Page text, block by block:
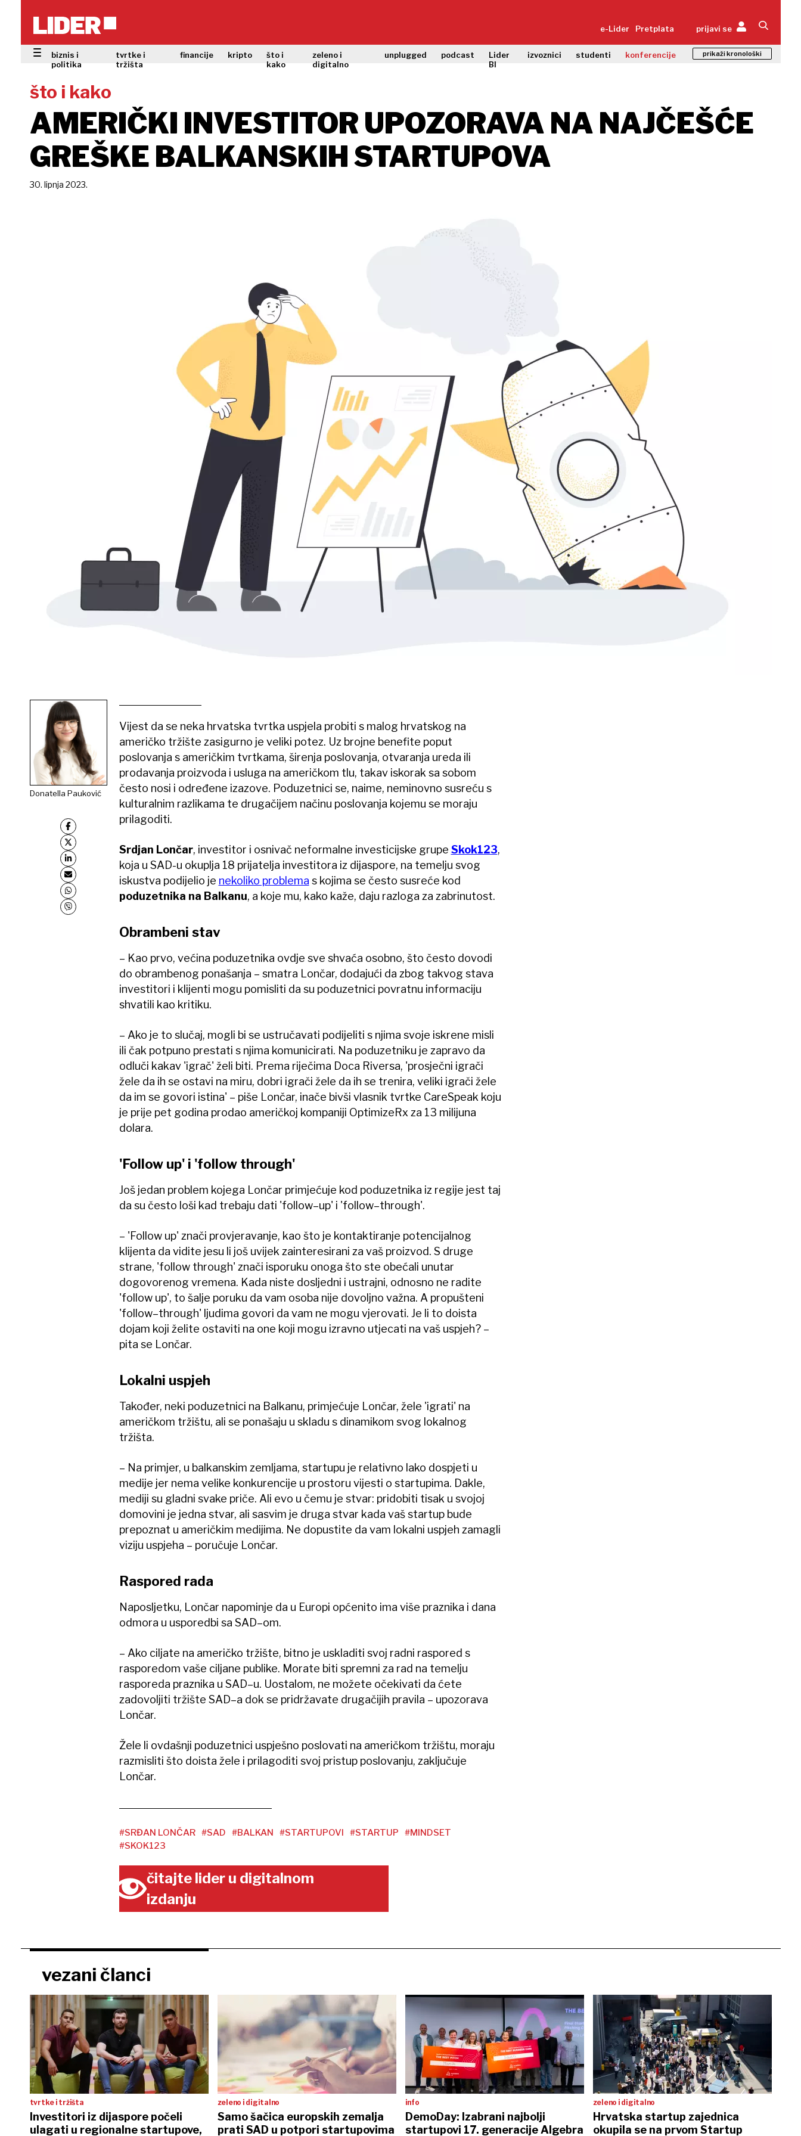
e-Lider Pretplata prijavi se
biznis i
politika
tvrtke i
tržišta
financije kripto
što i
kako
zeleno i
digitalno
unplugged podcast
Lider
BI
izvoznici studenti konferencije prikaži kronološki
što i kako
AMERIČKI INVESTITOR UPOZORAVA NA NAJČEŠĆE
GREŠKE BALKANSKIH STARTUPOVA
30. lipnja 2023.
Donatella Pauković
Vijest da se neka hrvatska tvrtka uspjela probiti s malog hrvatskog na
američko tržište zasigurno je veliki potez. Uz brojne benefite poput
poslovanja s američkim tvrtkama, širenja poslovanja, otvaranja ureda ili
prodavanja proizvoda i usluga na američkom tlu, takav iskorak sa sobom
često nosi i određene izazove. Poduzetnici se, naime, neminovno susreću s
kulturalnim razlikama te drugačijem načinu poslovanja kojemu se moraju
prilagoditi.
Srdjan Lončar, investitor i osnivač neformalne investicijske grupe Skok123,
koja u SAD-u okuplja 18 prijatelja investitora iz dijaspore, na temelju svog
iskustva podijelio je nekoliko problema s kojima se često susreće kod
poduzetnika na Balkanu, a koje mu, kako kaže, daju razloga za zabrinutost.
Obrambeni stav
– Kao prvo, većina poduzetnika ovdje sve shvaća osobno, što često dovodi
do obrambenog ponašanja – smatra Lončar, dodajući da zbog takvog stava
investitori i klijenti mogu pomisliti da su poduzetnici povratnu informaciju
shvatili kao kritiku.
– Ako je to slučaj, mogli bi se ustručavati podijeliti s njima svoje iskrene misli
ili čak potpuno prestati s njima komunicirati. Na poduzetniku je zapravo da
odluči kakav 'igrač' želi biti. Prema riječima Doca Riversa, 'prosječni igrači
žele da ih se ostavi na miru, dobri igrači žele da ih se trenira, veliki igrači žele
da im se govori istina' – piše Lončar, inače bivši vlasnik tvrtke CareSpeak koju
je prije pet godina prodao američkoj kompaniji OptimizeRx za 13 milijuna
dolara.
'Follow up' i 'follow through'
Još jedan problem kojega Lončar primjećuje kod poduzetnika iz regije jest taj
da su često loši kad trebaju dati 'follow–up' i 'follow–through'.
– 'Follow up' znači provjeravanje, kao što je kontaktiranje potencijalnog
klijenta da vidite jesu li još uvijek zainteresirani za vaš proizvod. S druge
strane, 'follow through' znači isporuku onoga što ste obećali unutar
dogovorenog vremena. Kada niste dosljedni i ustrajni, odnosno ne radite
'follow up', to šalje poruku da vam osoba nije dovoljno važna. A propušteni
'follow–through' ljudima govori da vam ne mogu vjerovati. Je li to doista
dojam koji želite ostaviti na one koji mogu izravno utjecati na vaš uspjeh? –
pita se Lončar.
Lokalni uspjeh
Također, neki poduzetnici na Balkanu, primjećuje Lončar, žele 'igrati' na
američkom tržištu, ali se ponašaju u skladu s dinamikom svog lokalnog
tržišta.
– Na primjer, u balkanskim zemljama, startupu je relativno lako dospjeti u
medije jer nema velike konkurencije u prostoru vijesti o startupima. Dakle,
mediji su gladni svake priče. Ali evo u čemu je stvar: pridobiti tisak u svojoj
domovini je jedna stvar, ali sasvim je druga stvar kada vaš startup bude
prepoznat u američkim medijima. Ne dopustite da vam lokalni uspjeh zamagli
viziju uspjeha – poručuje Lončar.
Raspored rada
Naposljetku, Lončar napominje da u Europi općenito ima više praznika i dana
odmora u usporedbi sa SAD–om.
– Ako ciljate na američko tržište, bitno je uskladiti svoj radni raspored s
rasporedom vaše ciljane publike. Morate biti spremni za rad na temelju
rasporeda praznika u SAD–u. Uostalom, ne možete očekivati da ćete
zadovoljiti tržište SAD–a dok se pridržavate drugačijih pravila – upozorava
Lončar.
Žele li ovdašnji poduzetnici uspješno poslovati na američkom tržištu, moraju
razmisliti što doista žele i prilagoditi svoj pristup poslovanju, zaključuje
Lončar.
#SRĐAN LONČAR #SAD #BALKAN #STARTUPOVI #STARTUP
#MINDSET
#SKOK123
čitajte lider u digitalnom
izdanju
vezani članci
tvrtke i tržišta
Investitori iz dijaspore počeli
ulagati u regionalne startupove,
zeleno i digitalno
Samo šačica europskih zemalja
prati SAD u potpori startupovima
info
DemoDay: Izabrani najbolji
startupovi 17. generacije Algebra
zeleno i digitalno
Hrvatska startup zajednica
okupila se na prvom Startup